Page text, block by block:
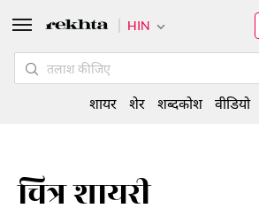
चित्र शायरी
HIN
शायर शेर शब्दकोश वीडियो